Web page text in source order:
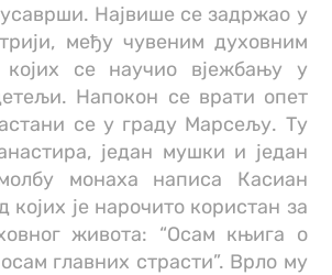
Највише се задржао у
међу чувеним духовним
којих се научио вjежбању у
Напокон се врати опет
се у граду Марсељу. Ту
један мушки и један
монаха написа Касиан
којих је нарочито користан за
живота: “Осам књига о
главних страсти”. Врло му